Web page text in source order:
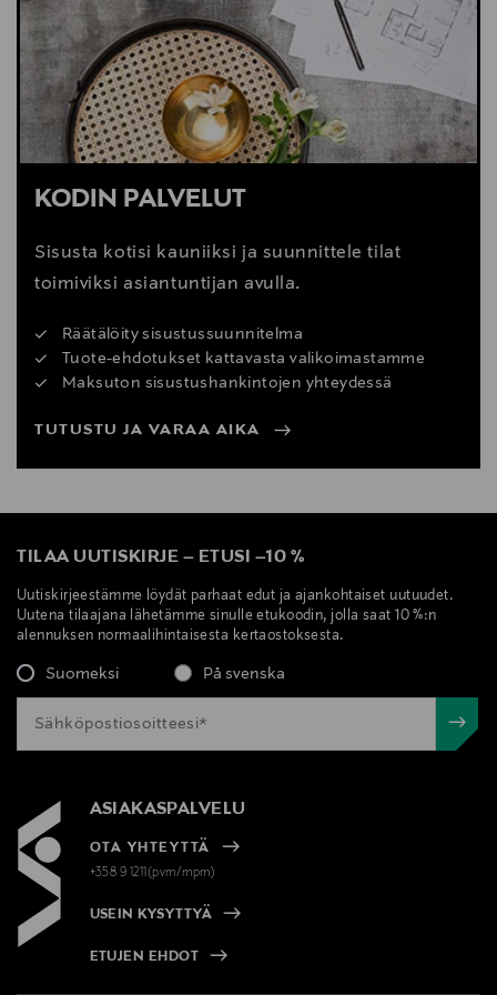
info@adea.fi
KODIN PALVELUT
Sisusta kotisi kauniiksi ja suunnittele tilat
toimiviksi asiantuntijan avulla.
Räätälöity sisustussuunnitelma
Tuote-ehdotukset kattavasta valikoimastamme
Maksuton sisustushankintojen yhteydessä
TUTUSTU JA VARAA AIKA
TILAA UUTISKIRJE – ETUSI –10 %
Uutiskirjeestämme löydät parhaat edut ja ajankohtaiset uutuudet.
Uutena tilaajana lähetämme sinulle etukoodin, jolla saat 10 %:n
alennuksen normaalihintaisesta kertaostoksesta.
Suomeksi På svenska
ASIAKASPALVELU
OTA YHTEYTTÄ
+358 9 1211(pvm/mpm)
USEIN KYSYTTYÄ
ETUJEN EHDOT